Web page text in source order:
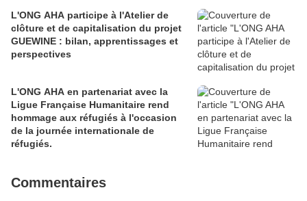
L'ONG AHA participe à l'Atelier de
clôture et de capitalisation du projet
GUEWINE : bilan, apprentissages et
perspectives
L'ONG AHA en partenariat avec la
Ligue Française Humanitaire rend
hommage aux réfugiés à l'occasion
de la journée internationale de
réfugiés.
Commentaires